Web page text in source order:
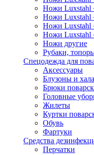
Ножи Luxstahl
Ножи Luxstahl
Ножи Luxstahl
Ножи Luxstahl
Ножи другие
Рубаки,
Спецодежда для
Аксессуары
Блузоны и
Брюки
Головные
Жилеты
Куртки
Обувь
Фартуки
Средства
Перчатки